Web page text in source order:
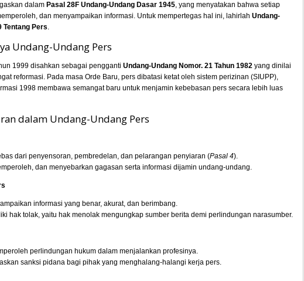
dalam Pasal 28F Undang-Undang Dasar 1945, yang menyatakan bahwa setiap
dan menyampaikan informasi. Untuk mempertegas hal ini, lahirlahUndang-
Tentang Pers.
Undang-Undang Pers
1999 disahkan sebagai penggantiUndang-Undang Nomor. 21 Tahun 1982 yang dinilai
reformasi. Pada masa Orde Baru, pers dibatasi ketat oleh sistem perizinan (SIUPP),
1998 membawa semangat baru untuk menjamin kebebasan pers secara lebih luas
dalam Undang-Undang Pers
dari penyensoran, pembredelan, dan pelarangan penyiaran (Pasal 4).
dan menyebarkan gagasan serta informasi dijamin undang-undang.
informasi yang benar, akurat, dan berimbang.
hak tolak, yaitu hak menolak mengungkap sumber berita demi perlindungan narasumber.
perlindungan hukum dalam menjalankan profesinya.
sanksi pidana bagi pihak yang menghalang-halangi kerja pers.